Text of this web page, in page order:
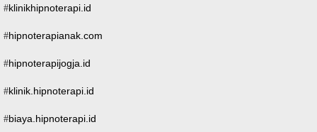
#klinikhipnoterapi.id
#hipnoterapianak.com
#hipnoterapijogja.id
#klinik.hipnoterapi.id
#biaya.hipnoterapi.id